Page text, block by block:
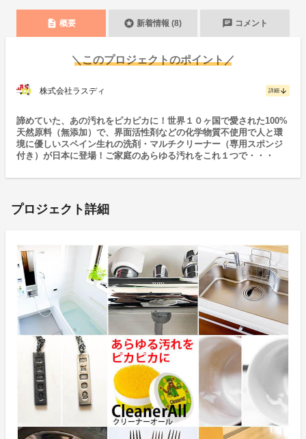
description 概要 stars 新着情報 (8) chat コメント
＼このプロジェクトのポイント／
株式会社ラスディ 詳細 arrow_downward
諦めていた、あの汚れをピカピカに！世界１０ヶ国で愛された100%
天然原料（無添加）で、界面活性剤などの化学物質不使用で人と環
境に優しいスペイン生れの洗剤・マルチクリーナー（専用スポンジ
付き）が日本に登場！ご家庭のあらゆる汚れをこれ１つで・・・
プロジェクト詳細